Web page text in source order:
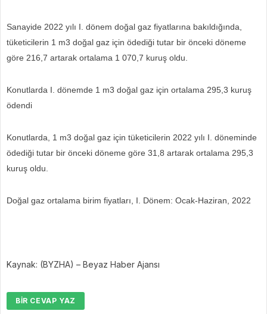
Sanayide 2022 yılı I. dönem doğal gaz fiyatlarına bakıldığında,
tüketicilerin 1 m3 doğal gaz için ödediği tutar bir önceki döneme
göre 216,7 artarak ortalama 1 070,7 kuruş oldu.
Konutlarda I. dönemde 1 m3 doğal gaz için ortalama 295,3 kuruş
ödendi
Konutlarda, 1 m3 doğal gaz için tüketicilerin 2022 yılı I. döneminde
ödediği tutar bir önceki döneme göre 31,8 artarak ortalama 295,3
kuruş oldu.
Doğal gaz ortalama birim fiyatları, I. Dönem: Ocak-Haziran, 2022
Kaynak: (BYZHA) – Beyaz Haber Ajansı
BIR CEVAP YAZ